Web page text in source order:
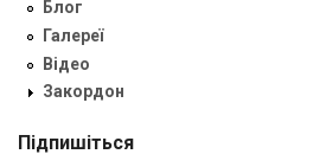
Блог
Галереї
Відео
Закордон
Підпишіться